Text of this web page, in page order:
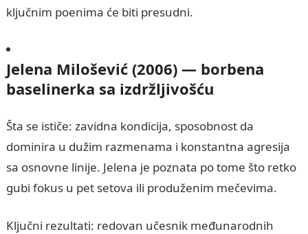
ključnim poenima će biti presudni.
Jelena Milošević (2006) — borbena
baselinerka sa izdržljivošću
Šta se ističe: zavidna kondicija, sposobnost da
dominira u dužim razmenama i konstantna agresija
sa osnovne linije. Jelena je poznata po tome što retko
gubi fokus u pet setova ili produženim mečevima.
Ključni rezultati: redovan učesnik međunarodnih